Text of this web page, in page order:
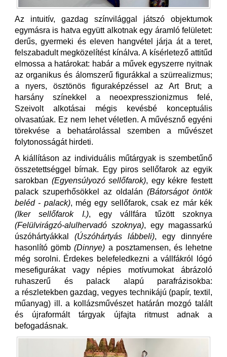
Az intuitív, gazdag színvilággal játszó objektumok
egymásra is hatva együtt alkotnak egy áramló felületet:
derűs, gyermeki és eleven hangvétel járja át a teret,
felszabadult megközelítést kínálva. A kísérletező attitűd
elmossa a határokat: habár a művek egyszerre nyitnak
az organikus és álomszerű figurákkal a szürrealizmus;
a nyers, ösztönös figuraképzéssel az Art Brut; a
harsány színekkel a neoexpresszionizmus felé,
Szeivolt alkotásai mégis kevésbé konceptuális
olvasatúak. Ez nem lehet véletlen. A művésznő egyéni
törekvése a behatárolással szemben a művészet
folytonosságát hirdeti.
A kiállításon az individuális műtárgyak is szembetűnő
összetettséggel bírnak. Egy piros sellőfarok az egyik
sarokban (Egyensúlyozó sellőfarok), egy kékre festett
palack szuperhősökkel az oldalán (Bátorságot öntök
beléd - palack), még egy sellőfarok, csak ez már kék
(Iker sellőfarok I.), egy vállfára tűzött szoknya
(Felülvirágzó-alulhervadó szoknya), egy magassarkú
úszóhártyákkal (Úszóhártyás lábbeli), egy dinnyére
hasonlító gömb(Dinnye) a posztamensen, és lehetne
még sorolni. Érdekes belefeledkezni a vállfákról lógó
mesefigurákat vagy népies motívumokat ábrázoló
ruhaszerű és palack alapú parafrázisokba:
a részletekben gazdag, vegyes technikájú (papír, textil,
műanyag) ill. a kollázsművészet határán mozgó talált
és újraformált tárgyak újfajta ritmust adnak a
befogadásnak.